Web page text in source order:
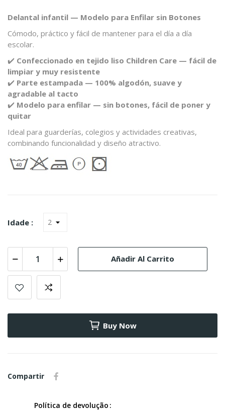
Delantal infantil — Modelo para Enfilar sin Botones
Cómodo, práctico y fácil de mantener para el día a día
escolar.
✔️ Confeccionado en tejido liso Children Care — fácil de
limpiar y muy resistente
✔️ Parte estampada — 100% algodón, suave y
agradable al tacto
✔️ Modelo para enfilar — sin botones, fácil de poner y
quitar
Ideal para guarderías, colegios y actividades creativas,
combinando funcionalidad y diseño atractivo.
Idade :
Añadir Al Carrito
Buy Now
Compartir
Política de devolução